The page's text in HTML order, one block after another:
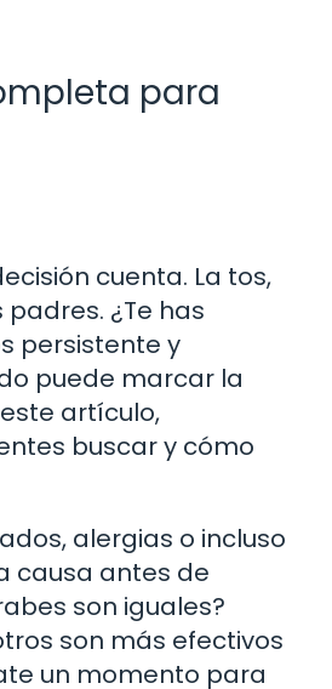
para
cuenta. La tos,
¿Te has
persistente y
puede marcar la
artículo,
buscar y cómo
alergias o incluso
causa antes de
son iguales?
son más efectivos
un momento para